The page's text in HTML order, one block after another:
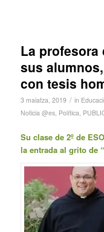
La profesora
sus
con tesis
3 maiatza, 2019 / in
Noticia @es, Política,
Su clase de 2º de
la entrada al grito de